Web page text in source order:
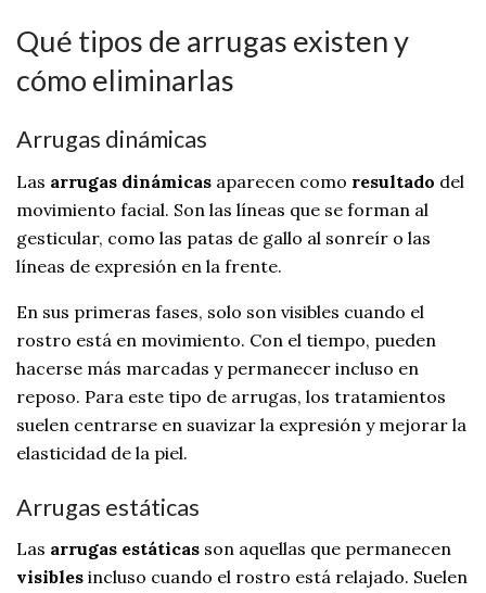
Qué tipos de arrugas existen y
cómo eliminarlas
Arrugas dinámicas
Las arrugas dinámicas aparecen como resultado del
movimiento facial. Son las líneas que se forman al
gesticular, como las patas de gallo al sonreír o las
líneas de expresión en la frente.
En sus primeras fases, solo son visibles cuando el
rostro está en movimiento. Con el tiempo, pueden
hacerse más marcadas y permanecer incluso en
reposo. Para este tipo de arrugas, los tratamientos
suelen centrarse en suavizar la expresión y mejorar la
elasticidad de la piel.
Arrugas estáticas
Las arrugas estáticas son aquellas que permanecen
visibles incluso cuando el rostro está relajado. Suelen